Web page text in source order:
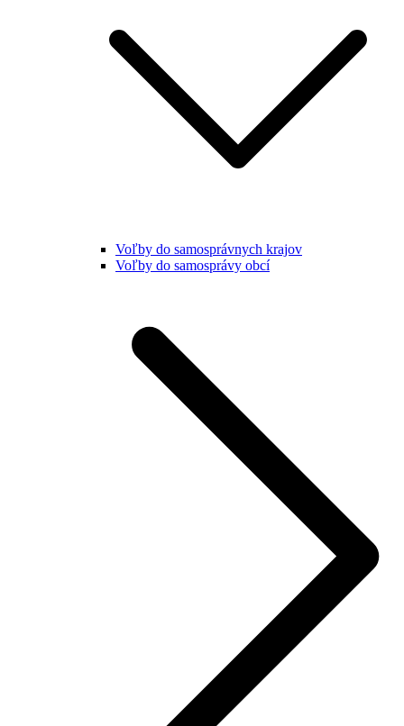
Voľby do samosprávnych krajov
Voľby do samosprávy obcí